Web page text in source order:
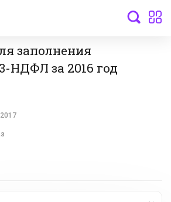
заполнения
НДФЛ за 2016 год